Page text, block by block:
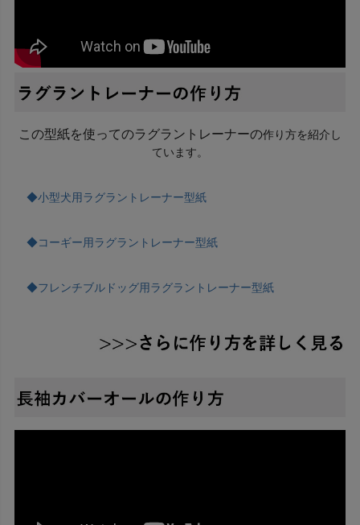
この型紙を使ってのラグラントレーナーの作り方を紹介し
ています。
◆小型犬用ラグラントレーナー型紙
◆コーギー用ラグラントレーナー型紙
◆フレンチブルドッグ用ラグラントレーナー型紙